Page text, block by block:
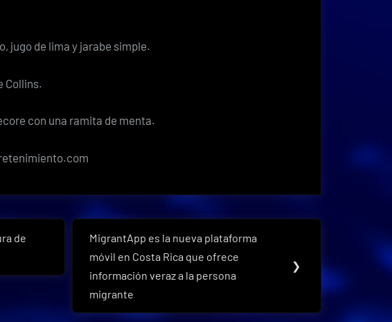
jugo de lima y jarabe simple.
Collins.
con una ramita de menta.
de
Next
Post:
MigrantApp es la nueva plataforma
móvil en Costa Rica que ofrece
información veraz a la persona
migrante
❯